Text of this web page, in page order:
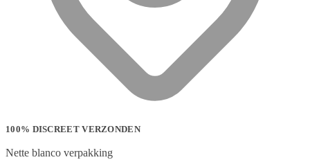
100% DISCREET VERZONDEN
Nette blanco verpakking